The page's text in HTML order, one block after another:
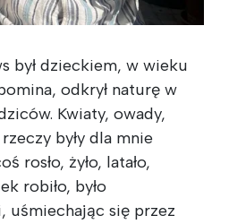
był dzieckiem, w wieku
odkrył naturę w
Kwiaty, owady,
były dla mnie
rosło, żyło, latało,
robiło, było
uśmiechając się przez